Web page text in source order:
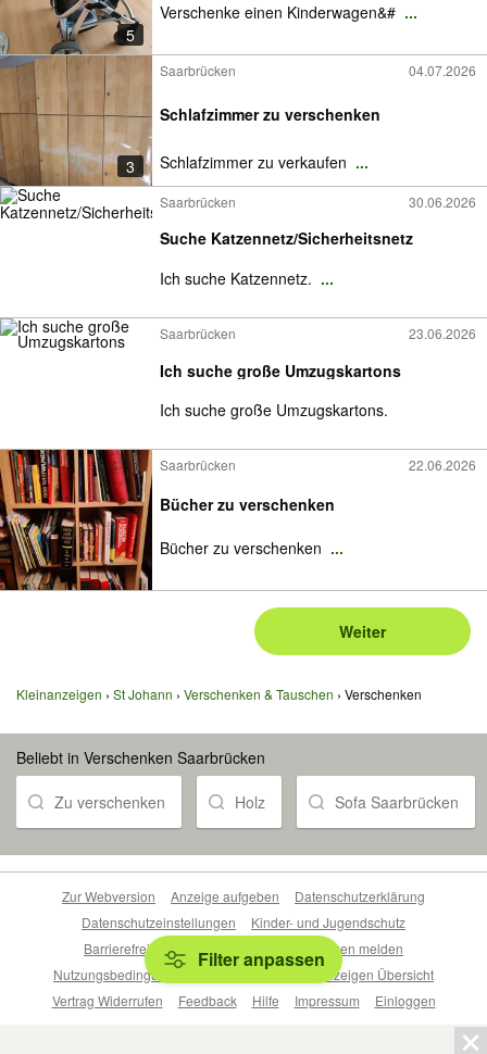
5
Verschenke einen Kinderwagen&# ...
3
Saarbrücken 04.07.2026
Schlafzimmer zu verschenken
Schlafzimmer zu verkaufen ...
Saarbrücken 30.06.2026
Suche Katzennetz/Sicherheitsnetz
Ich suche Katzennetz. ...
Saarbrücken 23.06.2026
Ich suche große Umzugskartons
Ich suche große Umzugskartons.
Saarbrücken 22.06.2026
Bücher zu verschenken
Bücher zu verschenken ...
Weiter
Kleinanzeigen St Johann Verschenken & Tauschen Verschenken
Beliebt in Verschenken Saarbrücken
Zu verschenken Holz Sofa Saarbrücken
Filter anpassen
Zur Webversion Anzeige aufgeben
Datenschutzerklärung
Datenschutzeinstellungen
Kinder- und Jugendschutz
Barrierefreiheitserklärung
Sicherheitslücken melden
Nutzungsbedingungen
Beliebte Suchen
Anzeigen Übersicht
Vertrag Widerrufen
Feedback Hilfe Impressum Einloggen